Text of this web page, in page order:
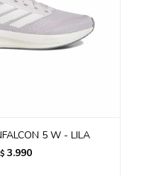
5 W - LILA
$ 3.990